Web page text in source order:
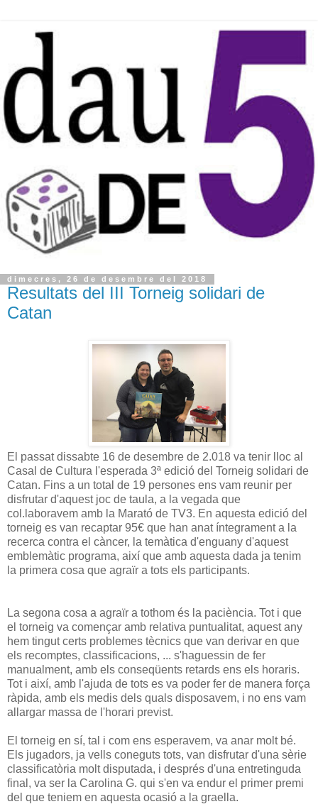
dimecres, 26 de desembre del 2018
Resultats del III Torneig solidari de
Catan
El passat dissabte 16 de desembre de 2.018 va tenir lloc al
Casal de Cultura l'esperada 3ª edició del Torneig solidari de
Catan. Fins a un total de 19 persones ens vam reunir per
disfrutar d'aquest joc de taula, a la vegada que
col.laboravem amb la Marató de TV3. En aquesta edició del
torneig es van recaptar 95€ que han anat íntegrament a la
recerca contra el càncer, la temàtica d'enguany d'aquest
emblemàtic programa, així que amb aquesta dada ja tenim
la primera cosa que agraïr a tots els participants.
La segona cosa a agraïr a tothom és la paciència. Tot i que
el torneig va començar amb relativa puntualitat, aquest any
hem tingut certs problemes tècnics que van derivar en que
els recomptes, classificacions, ... s'haguessin de fer
manualment, amb els conseqüents retards ens els horaris.
Tot i així, amb l'ajuda de tots es va poder fer de manera força
ràpida, amb els medis dels quals disposavem, i no ens vam
allargar massa de l'horari previst.
El torneig en sí, tal i com ens esperavem, va anar molt bé.
Els jugadors, ja vells coneguts tots, van disfrutar d'una sèrie
classificatòria molt disputada, i després d'una entretinguda
final, va ser la Carolina G. qui s'en va endur el primer premi
del que teniem en aquesta ocasió a la graella.